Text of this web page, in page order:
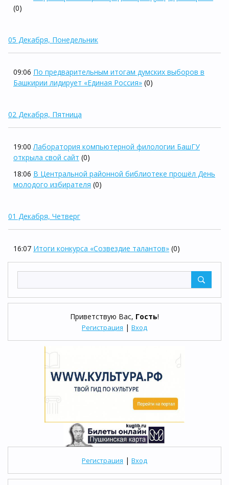
Приветствую Вас, Гость!
Регистрация | Вход
Регистрация | Вход
(0)
05 Декабря, Понедельник
09:06 По предварительным итогам думских выборов в
Башкирии лидирует «Единая Россия» (0)
02 Декабря, Пятница
19:00 Лаборатория компьютерной филологии БашГУ
открыла свой сайт (0)
18:06 В Центральной районной библиотеке прошёл День
молодого избирателя (0)
01 Декабря, Четверг
16:07 Итоги конкурса «Созвездие талантов» (0)